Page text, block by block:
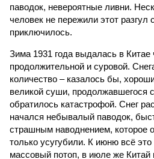
паводок, невероятные ливни.
человек не пережили этот разгул
приключилось.
Зима 1931 года выдалась в Китае
продолжительной и суровой.
количество – казалось бы,
великой суши, продолжавшегося
обратилось катастрофой. Снег
начался небывалый паводок,
страшным наводнением, которое
только усугубили. К июню всё
массовый потоп, в июле же Китай